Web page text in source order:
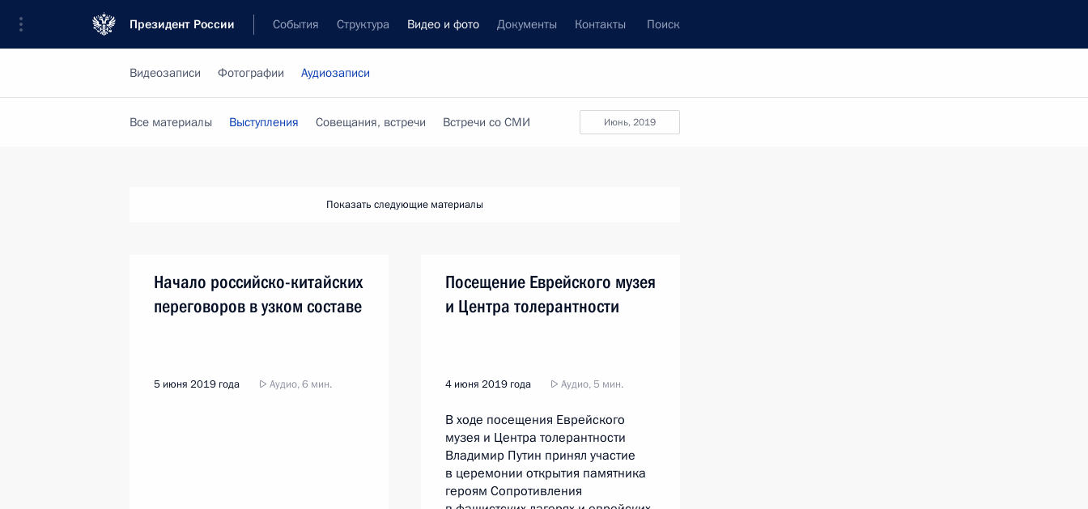
Президент России События Структура Видео и фото Документы Контакты Поиск
Видеозаписи Фотографии Аудиозаписи
июнь, 2019
Все материалы Выступления Совещания, встречи Встречи со СМИ
Показать следующие материалы
Начало российско-китайских
переговоров в узком составе
5 июня 2019 года Аудио, 6 мин.
Посещение Еврейского музея
и Центра толерантности
4 июня 2019 года Аудио, 5 мин.
В ходе посещения Еврейского
музея и Центра толерантности
Владимир Путин принял участие
в церемонии открытия памятника
героям Сопротивления